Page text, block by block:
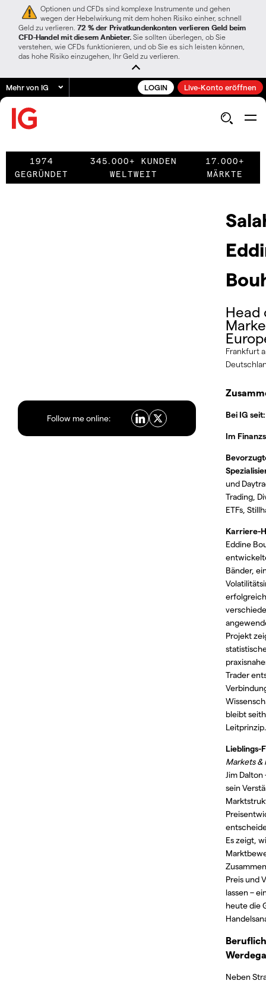
Optionen und CFDs sind komplexe Instrumente und gehen
wegen der Hebelwirkung mit dem hohen Risiko einher, schnell
Geld zu verlieren. 72 % der Privatkundenkonten verlieren Geld beim
CFD-Handel mit diesem Anbieter. Sie sollten überlegen, ob Sie
verstehen, wie CFDs funktionieren, und ob Sie es sich leisten können,
das hohe Risiko einzugehen, Ihr Geld zu verlieren.
Mehr von IG LOGIN Live-Konto eröffnen
1974
GEGRÜNDET
345.000+ KUNDEN
WELTWEIT
17.000+
MÄRKTE
Head
Frankfurt
Follow me online: Bei IG seit:
Im
und
Trading,
ETFs,
Karriere-
Eddine
Bänder,
Projekt
Trader
bleibt
Leitprinzip.
Lieblings-
Markets &
Jim Dalton
sein
Es zeigt,
Preis und
lassen –
heute die
Neben